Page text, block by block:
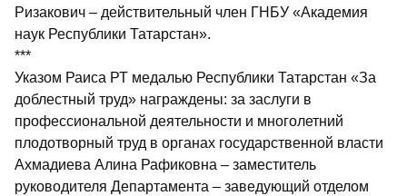
Ризакович – действительный член ГНБУ «Академия
наук Республики Татарстан».
***
Указом Раиса РТ медалью Республики Татарстан «За
доблестный труд» награждены: за заслуги в
профессиональной деятельности и многолетний
плодотворный труд в органах государственной власти
Ахмадиева Алина Рафиковна – заместитель
руководителя Департамента – заведующий отделом